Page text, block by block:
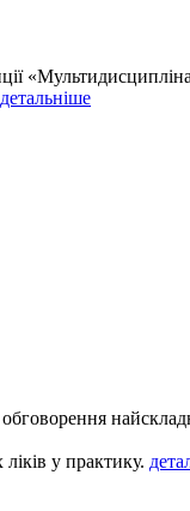
детальніше
у практику.